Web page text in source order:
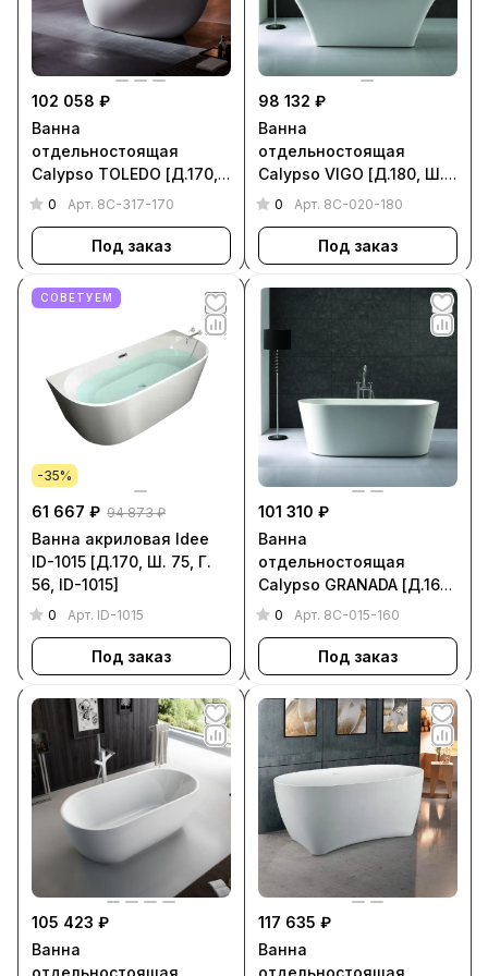
102 058 ₽
Ванна
отдельностоящая
Calypso TOLEDO [Д.170,
Ш. 80, Г. 47, 8C-317-170]
0 Арт. 8C-317-170
Под заказ
98 132 ₽
Ванна
отдельностоящая
Calypso VIGO [Д.180, Ш.
75, Г. 47, 8C-020-180]
0 Арт. 8C-020-180
Под заказ
СОВЕТУЕМ
-35%
61 667 ₽ 94 873 ₽
Ванна акриловая Idee
ID-1015 [Д.170, Ш. 75, Г.
56, ID-1015]
0 Арт. ID-1015
Под заказ
101 310 ₽
Ванна
отдельностоящая
Calypso GRANADA [Д.160,
Ш. 80, Г. 48, 8C-015-160]
0 Арт. 8C-015-160
Под заказ
105 423 ₽
Ванна
отдельностоящая
117 635 ₽
Ванна
отдельностоящая